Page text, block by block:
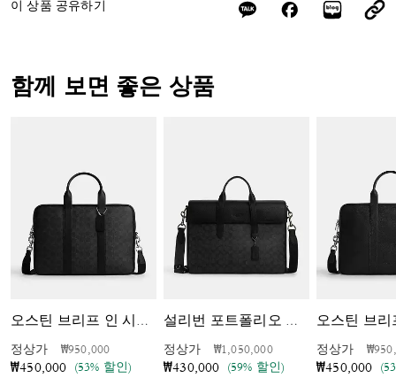
이 상품 공유하기
함께 보면 좋은 상품
오스틴 브리프 인 시그니처 캔버스
정상가 가격 인하 전
₩950,000인하됨
₩450,000 (53% 할인)
설리번 포트폴리오 브리프 인 시그니처 캔버스
정상가 가격 인하 전
₩1,050,000인하됨
₩430,000 (59% 할인)
오스틴 브리
정상가 가격
₩450,000